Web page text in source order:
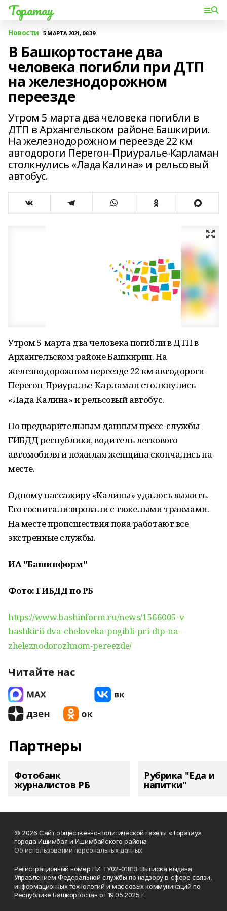
Торатау
Новости 5 МАРТА 2021, 06:39
В Башкортостане два
человека погибли при ДТП
на железнодорожном
переезде
Утром 5 марта два человека погибли в
ДТП в Архангельском районе Башкирии.
На железнодорожном переезде 22 км
автодороги Перегон-Приуралье-Карламан
столкнулись «Лада Калина» и рельсовый
автобус.
Утром 5 марта два человека погибли в ДТП в
Архангельском районе Башкирии. На
железнодорожном переезде 22 км автодороги
Перегон-Приуралье-Карламан столкнулись
«Лада Калина» и рельсовый автобус.
По предварительным данным пресс-службы
ГИБДД республики, водитель легкового
автомобиля и пожилая женщина скончались на
месте.
Одному пассажиру «Калины» удалось выжить.
Его госпитализировали с тяжелыми травмами.
На месте происшествия пока работают все
экстренные службы.
ИА "Башинформ"
Фото: ГИБДД по РБ
https://www.bashinform.ru/news/1566005-v-
bashkirii-dva-cheloveka-pogibli-pri-dtp-na-
zheleznodorozhnom-pereezde/
Читайте нас
Партнеры
Фотобанк
журналистов РБ
Рубрика "Еда и
напитки"
© 2026 Сайт общественно-политической газеты «Торатау»
города Ишимбая и Ишимбайского района
Об использовании персональных данных
Регистрационный номер ПИ ТУ02-01813. Выписка выдана
Управлением Федеральной службы по надзору в сфере связи,
информационных технологий и массовых коммуникаций по
Республике Башкортостан от 19.05.2025 г.